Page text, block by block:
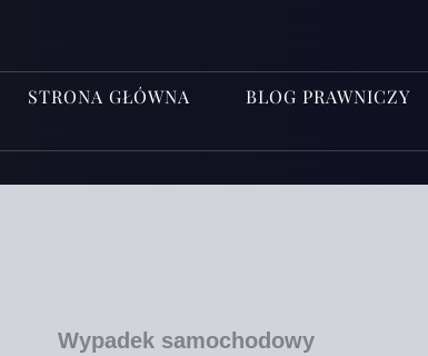
STRONA GŁÓWNA BLOG PRAWNICZY
Wypadek samochodowy